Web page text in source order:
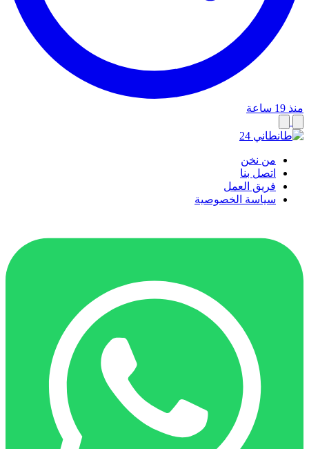
منذ 19 ساعة
من نخن
اتصل بنا
فريق العمل
سياسة الخصوصية